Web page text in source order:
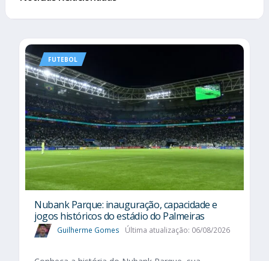
FUTEBOL
Nubank Parque: inauguração, capacidade e
jogos históricos do estádio do Palmeiras
Guilherme Gomes Última atualização: 06/08/2026